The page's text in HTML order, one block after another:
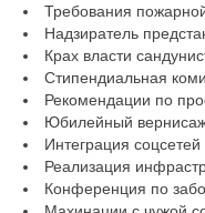
Требования
Надзиратель
Крах власти
Стипендиальная
Рекомендации по
Юбилейный
Интеграция соцсетей
Реализация
Конференция по